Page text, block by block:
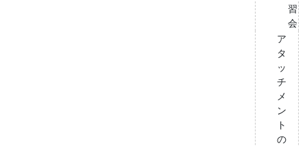
習
会
ア
タ
ッ
チ
メ
ン
ト
の